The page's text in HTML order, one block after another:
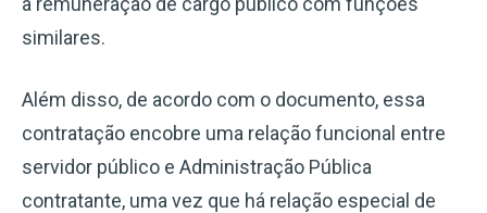
similares.
Além disso, de acordo com o documento, essa
contratação encobre uma relação funcional entre
servidor público e Administração Pública
contratante, uma vez que há relação especial de